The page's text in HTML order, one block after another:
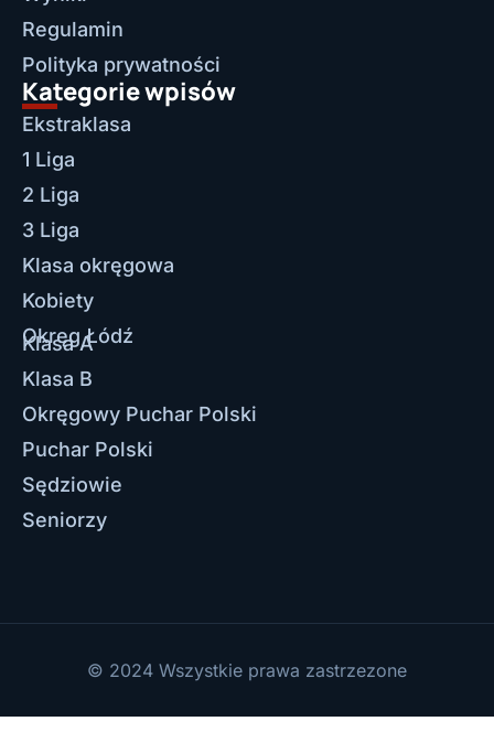
Regulamin
Polityka prywatności
Kategorie wpisów
Ekstraklasa
1 Liga
2 Liga
3 Liga
Klasa okręgowa
Kobiety
Okręg Łódź
Klasa A
Klasa B
Okręgowy Puchar Polski
Puchar Polski
Sędziowie
Seniorzy
© 2024 Wszystkie prawa zastrzezone